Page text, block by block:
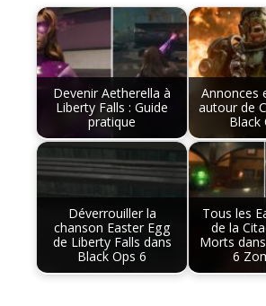
Devenir Aetherella à
Liberty Falls : Guide
pratique
Annonces
autour de
Black
Déverrouiller la
chanson Easter Egg
de Liberty Falls dans
Black Ops 6
Tous les
de la
Morts
6